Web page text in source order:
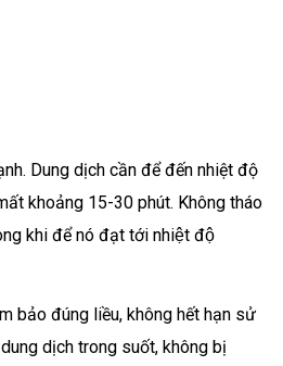
Dung dịch cần để đến nhiệt độ
khoảng 15-30 phút. Không tháo
khi để nó đạt tới nhiệt độ
bảo đúng liều, không hết hạn sử
dịch trong suốt, không bị